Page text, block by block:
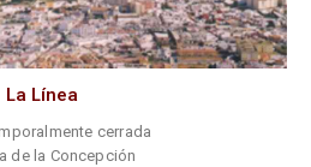
La Línea
cerrada
de la Concepción